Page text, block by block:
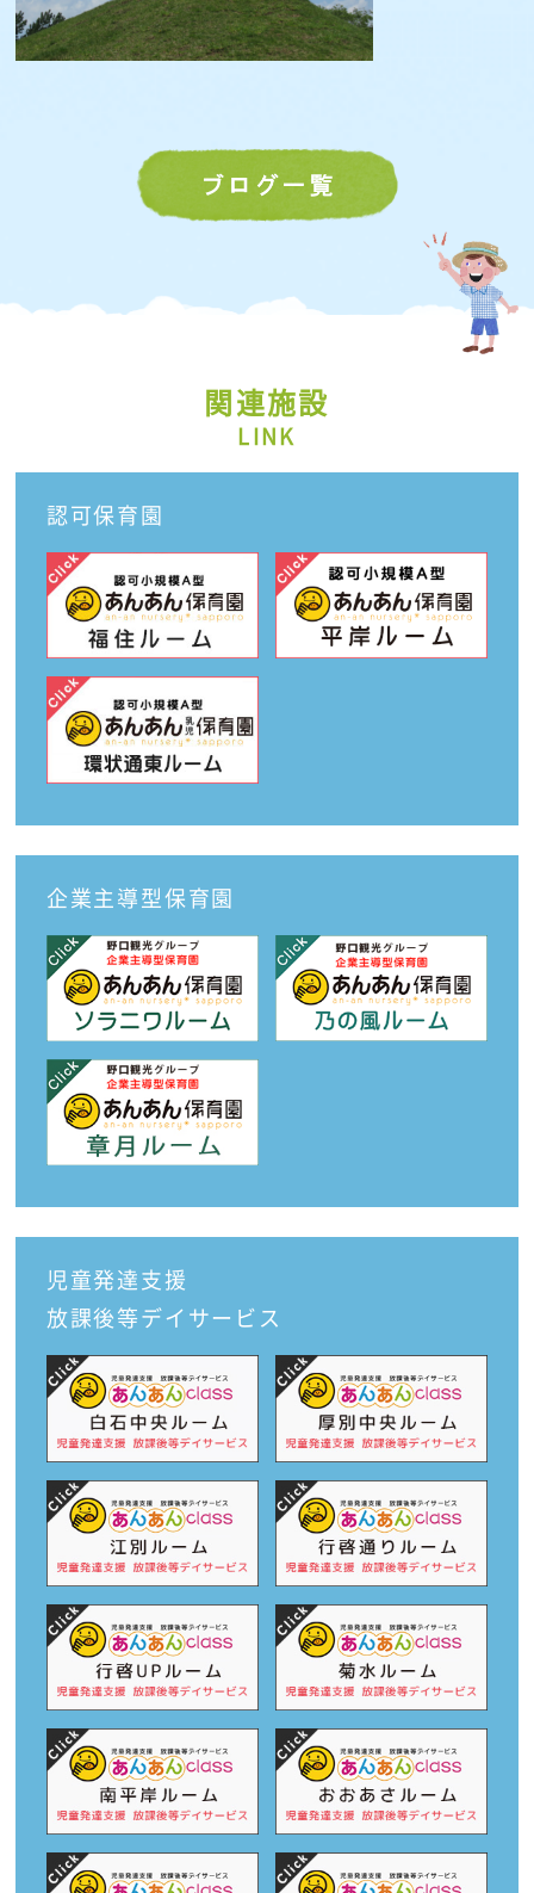
関連施設
LINK
認可保育園
企業主導型保育園
児童発達支援
放課後等デイサービス